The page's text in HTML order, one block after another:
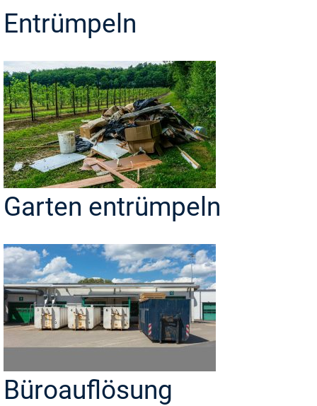
Entrümpeln
Garten entrümpeln
Büroauflösung